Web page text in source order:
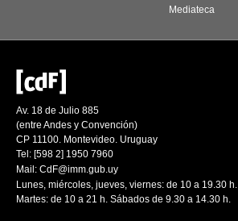
Mediateca
Av. 18 de Julio 885
(entre Andes y Convención)
CP 11100. Montevideo. Uruguay
Tel: [598 2] 1950 7960
Mail: CdF@imm.gub.uy
Lunes, miércoles, jueves, viernes: de 10 a 19.30 h.
Martes: de 10 a 21 h. Sábados de 9.30 a 14.30 h.